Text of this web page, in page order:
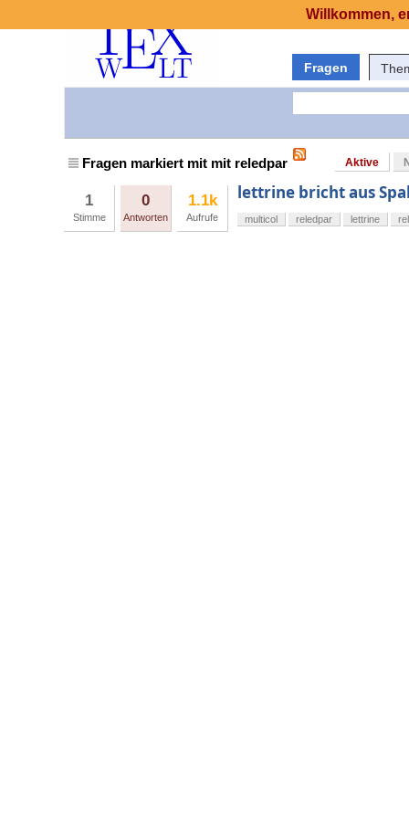
Fragen
Fragen markiert mit mit reledpar Aktive
1
Stimme
0
Antworten
1.1k
Aufrufe
lettrine bricht aus
multicol reledpar lettrine
Willkommen,